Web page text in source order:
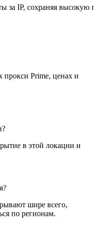
за IP, сохраняя высокую
прокси Prime, ценах и
в этой локации и
шире всего,
по регионам.